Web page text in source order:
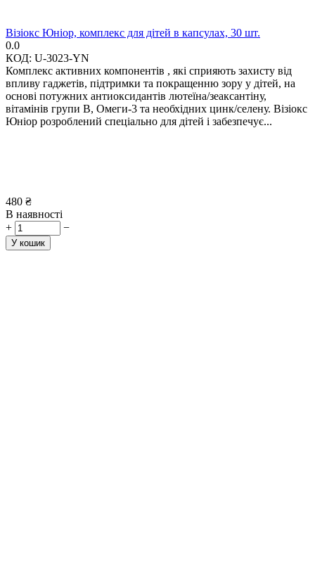
Візіокс Юніор, комплекс для дітей в капсулах, 30 шт.
0.0
КОД: U-3023-YN
Комплекс активних компонентів , які сприяють захисту від
впливу гаджетів, підтримки та покращенню зору у дітей, на
основі потужних антиоксидантів лютеїна/зеаксантіну,
вітамінів групи В, Омеги-3 та необхідних цинк/селену. Візіокс
Юніор розроблений спеціально для дітей і забезпечує...
480 ₴
В наявності
+
−
У кошик